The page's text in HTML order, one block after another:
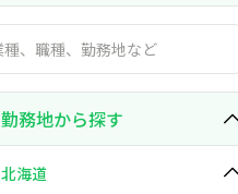
勤務地から探す
北海道